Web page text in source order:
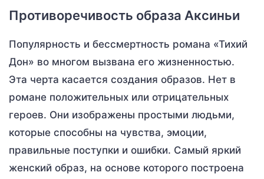
Противоречивость образа Аксиньи
Популярность и бессмертность романа «Тихий
Дон» во многом вызвана его жизненностью.
Эта черта касается создания образов. Нет в
романе положительных или отрицательных
героев. Они изображены простыми людьми,
которые способны на чувства, эмоции,
правильные поступки и ошибки. Самый яркий
женский образ, на основе которого построена